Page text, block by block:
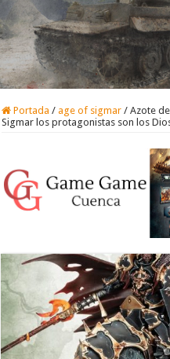
Portada / age of sigmar / Azote
Sigmar los protagonistas son los